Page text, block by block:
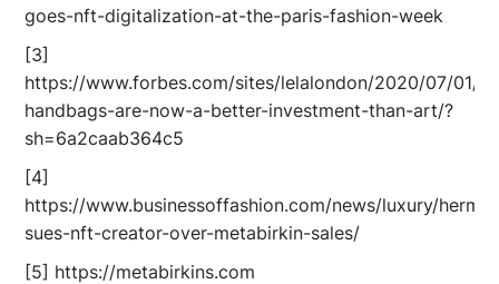
goes-nft-digitalization-at-the-paris-fashion-week
[3]
https://www.forbes.com/sites/lelalondon/2020/07/01/
handbags-are-now-a-better-investment-than-art/?
sh=6a2caab364c5
[4]
https://www.businessoffashion.com/news/luxury/
sues-nft-creator-over-metabirkin-sales/
[5] https://metabirkins.com